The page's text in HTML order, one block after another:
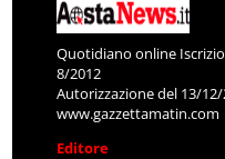
Quotidiano online
8/2012
Autorizzazione del 13/12/
www.gazzettamatin.com
Editore